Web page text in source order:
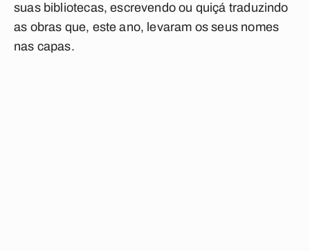
suas bibliotecas, escrevendo ou quiçá traduzindo
as obras que, este ano, levaram os seus nomes
nas capas.